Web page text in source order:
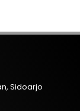
Sidoarjo